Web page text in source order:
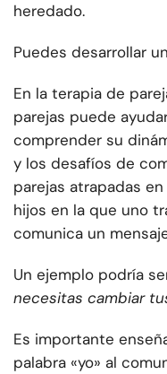
heredado.
Puedes desarrollar
En la terapia de
parejas puede
comprender su
y los desafíos de
parejas atrapadas
hijos en la que uno
comunica un
Un ejemplo podría
necesitas cambiar
Es importante
palabra «yo» al